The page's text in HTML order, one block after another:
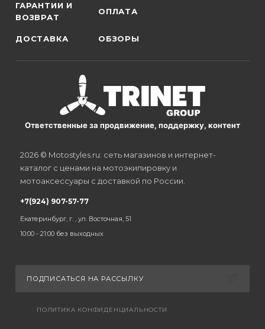
ГАРАНТИИ И
ВОЗВРАТ
ОПЛАТА
ДОСТАВКА ОБЗОРЫ
Ответственные за продвижение, поддержку, контент
2026 © Motostyles.ru: сеть магазинов и интернет-
каталог с ценами на мотоэкипировку и
мотоаксессуары с доставкой по России.
+7(924) 907-57-77
Екатеринбург, г. , ул. Восточная, 51
10:00 - 21:00 без выходных
ПОДПИСАТЬСЯ НА РАССЫЛКУ
ПОЛИТИКА КОНФИДЕНЦИАЛЬНОСТИ